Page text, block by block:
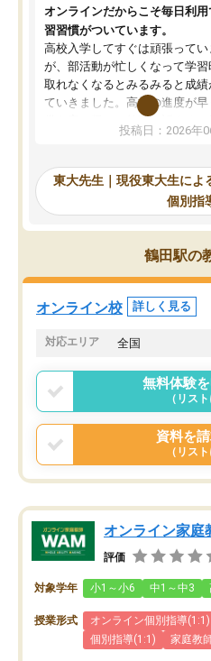
オンラインだからこそ毎日利用
習習慣がついています。
高校入学してすぐは頑張ってい
が、部活動が忙しくなって学習
取れなくなるとみるみると成績
ていきました。高校の進度が早
供も家に帰って勉強の話すると
応を示します。東大先生にお
れるので、親としても安心です
使える自習室とかもあり、わか
ところがあれば先生が回答して
のも重宝しています。
投稿日：2026年
東大先生｜現役東大生によ
個別指
鶴田駅の
オンライン校 詳しく見る
対応エリア 全国
無料体験
（リス
資料を
（リス
オンライン家庭
評価
対象学年 小1～小6 中1～中3
授業形式 オンライン個別指導(1:1)
個別指導(1:1)
家庭教